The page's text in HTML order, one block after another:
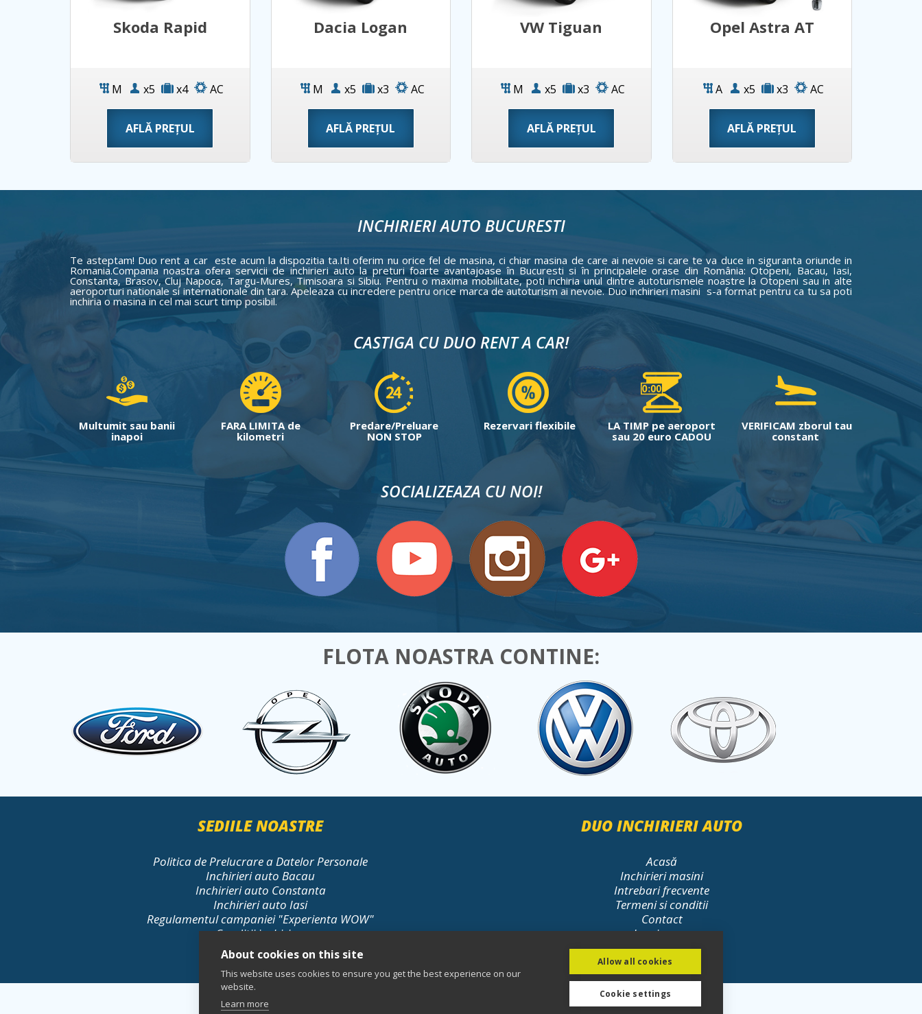
Skoda Rapid
M x5 x4 AC
AFLĂ PREȚUL
Dacia Logan
M x5 x3 AC
AFLĂ PREȚUL
VW Tiguan
M x5 x3 AC
AFLĂ PREȚUL
Opel Astra AT
A x5 x3 AC
AFLĂ PREȚUL
INCHIRIERI AUTO BUCURESTI
Te asteptam! Duo rent a car este acum la dispozitia ta.Iti oferim nu orice fel de masina, ci chiar masina de care ai nevoie si care te va duce in siguranta oriunde in
Romania.Compania noastra ofera servicii de inchirieri auto la preturi foarte avantajoase în Bucuresti si în principalele orase din România: Otopeni, Bacau, Iasi,
Constanta, Brasov, Cluj Napoca, Targu-Mures, Timisoara si Sibiu. Pentru o maxima mobilitate, poti inchiria unul dintre autoturismele noastre la Otopeni sau in alte
aeroporturi nationale si internationale din tara. Apeleaza cu incredere pentru orice marca de autoturism ai nevoie. Duo inchirieri masini s-a format pentru ca tu sa poti
inchiria o masina in cel mai scurt timp posibil.
CASTIGA CU DUO RENT A CAR!
Multumit sau banii
inapoi
FARA LIMITA de
kilometri
Predare/Preluare
NON STOP
Rezervari flexibile
LA TIMP pe aeroport
sau 20 euro CADOU
VERIFICAM zborul tau
constant
SOCIALIZEAZA CU NOI!
FLOTA NOASTRA CONTINE:
SEDIILE NOASTRE
Politica de Prelucrare a Datelor Personale
Inchirieri auto Bacau
Inchirieri auto Constanta
Inchirieri auto Iasi
Regulamentul campaniei "Experienta WOW"
Conditii inchiriere
DUO INCHIRIERI AUTO
Acasă
Inchirieri masini
Intrebari frecvente
Termeni si conditii
Contact
Leasing op.
Sitemap
ANPC
About cookies on this site
This website uses cookies to ensure you get the best experience on our
website.
Learn more
Allow all cookies
Cookie settings